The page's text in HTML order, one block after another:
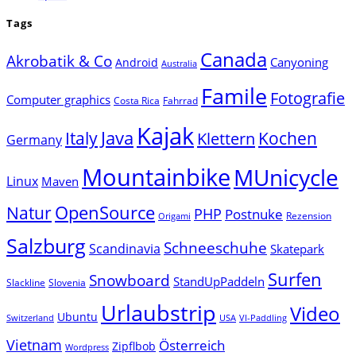
Tags
Akrobatik & Co Android Australia Canada Canyoning
Computer graphics Costa Rica Fahrrad Famile Fotografie
Germany Italy Java Kajak Klettern Kochen
Linux Maven MountainbikeMUnicycle
NaturOpenSource Origami PHP Postnuke Rezension
SalzburgScandinavia Schneeschuhe Skatepark
Slackline Slovenia Snowboard StandUpPaddeln Surfen
Switzerland Ubuntu Urlaubstrip USA VI-Paddling Video
Vietnam Wordpress Zipflbob Österreich